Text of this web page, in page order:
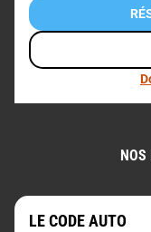
NOS
LE CODE AUTO